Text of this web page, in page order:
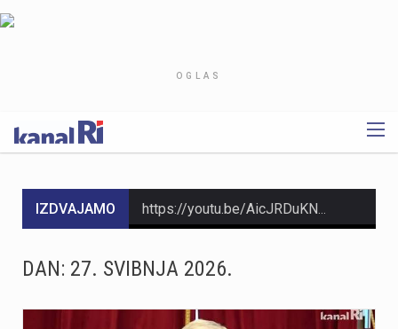
OGLAS
IZDVAJAMO
DAN: 27. SVIBNJA 2026.